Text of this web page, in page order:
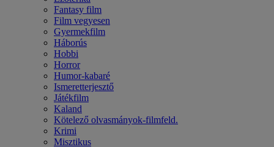
Fantasy film
Film vegyesen
Gyermekfilm
Háborús
Hobbi
Horror
Humor-kabaré
Ismeretterjesztő
Játékfilm
Kaland
Kötelező olvasmányok-filmfeld.
Krimi
Misztikus